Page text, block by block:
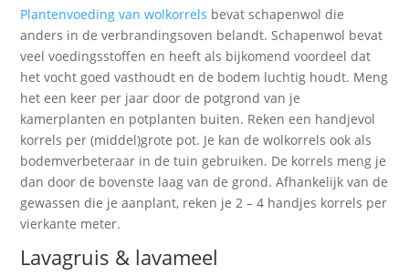
Plantenvoeding van wolkorrels bevat schapenwol die
anders in de verbrandingsoven belandt. Schapenwol bevat
veel voedingsstoffen en heeft als bijkomend voordeel dat
het vocht goed vasthoudt en de bodem luchtig houdt. Meng
het een keer per jaar door de potgrond van je
kamerplanten en potplanten buiten. Reken een handjevol
korrels per (middel)grote pot. Je kan de wolkorrels ook als
bodemverbeteraar in de tuin gebruiken. De korrels meng je
dan door de bovenste laag van de grond. Afhankelijk van de
gewassen die je aanplant, reken je 2 – 4 handjes korrels per
vierkante meter.
Lavagruis & lavameel